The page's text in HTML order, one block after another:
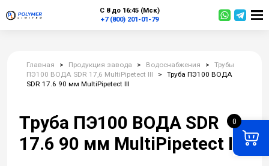
С 8 до 16:45 (Мск)
+7 (800) 201-01-79
0
Главная > Продукция завода > Водоснабжения >
Трубы
ПЭ100 ВОДА SDR 17,6 MultiPipetect III
>
Труба ПЭ100 ВОДА
SDR 17.6 90 мм MultiPipetect III
Труба ПЭ100 ВОДА SDR
17.6 90 мм MultiPipetect III